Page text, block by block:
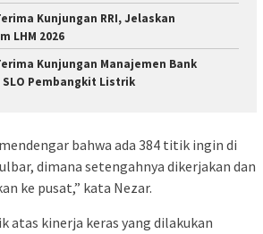
Kunjungan RRI, Jelaskan
LHM 2026
Kunjungan Manajemen Bank
Pembangkit Listrik
bahwa ada 384 titik ingin di
dimana setengahnya dikerjakan dan
ke pusat,” kata Nezar.
atas kinerja keras yang dilakukan